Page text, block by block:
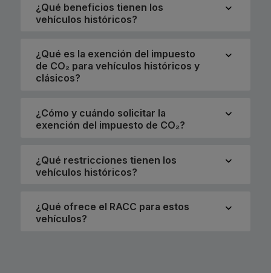
¿Qué beneficios tienen los
vehículos históricos?
¿Qué es la exención del impuesto
de CO₂ para vehículos históricos y
clásicos?
¿Cómo y cuándo solicitar la
exención del impuesto de CO₂?
¿Qué restricciones tienen los
vehículos históricos?
¿Qué ofrece el RACC para estos
vehículos?